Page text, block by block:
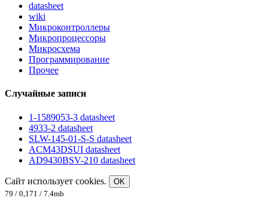
datasheet
wiki
Микроконтроллеры
Микропроцессоры
Микросхема
Программирование
Прочее
Случайные записи
1-1589053-3 datasheet
4933-2 datasheet
SLW-145-01-S-S datasheet
ACM43DSUI datasheet
AD9430BSV-210 datasheet
Сайт использует cookies.
OK
79 / 0,171 / 7.4mb